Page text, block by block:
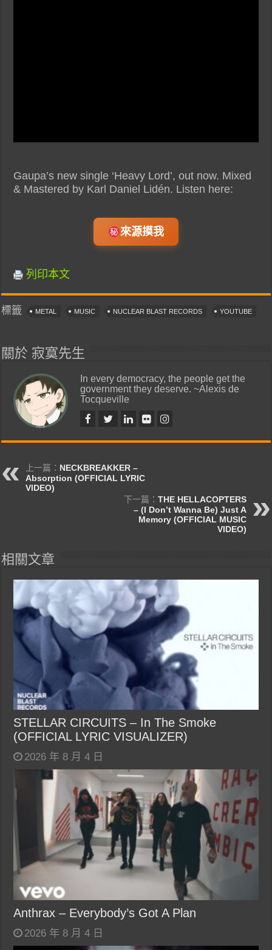
Gaupa’s new single ‘Heavy Lord’, out now. Mixed
& Mastered by Karl Daniel Lidén. Listen here:
來源摸我
列印本文
標籤 METAL MUSIC NUCLEAR BLAST RECORDS YOUTUBE
關於 寂寞先生
In every democracy, the people get the
government they deserve. ~Alexis de
Tocqueville
上一篇： NECKBREAKKER –
Absorption (OFFICIAL LYRIC
VIDEO)
下一篇： THE HELLACOPTERS
– (I Don’t Wanna Be) Just A
Memory (OFFICIAL MUSIC
VIDEO)
相關文章
STELLAR CIRCUITS – In The Smoke
(OFFICIAL LYRIC VISUALIZER)
2026 年 8 月 4 日
Anthrax – Everybody’s Got A Plan
2026 年 8 月 4 日